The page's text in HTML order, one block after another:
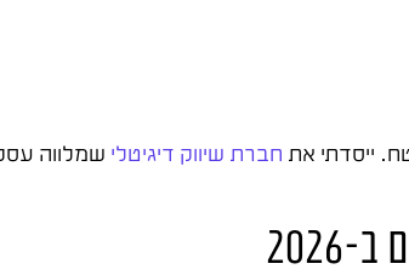
חברת שיווק דיגיטלי שמלווה